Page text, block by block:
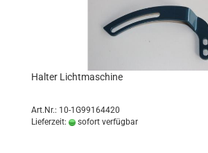
Halter Lichtmaschine
Art.Nr.: 10-1G99164420
Lieferzeit:
sofort verfügbar